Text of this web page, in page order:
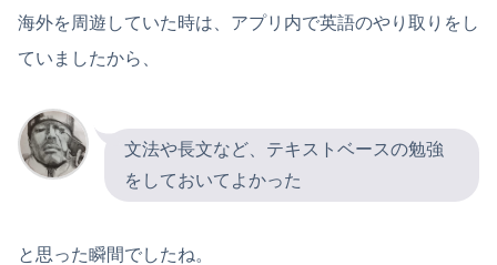
海外を周遊していた時は、アプリ内で英語のやり取りをし
ていましたから、
文法や長文など、テキストベースの勉強
をしておいてよかった
と思った瞬間でしたね。